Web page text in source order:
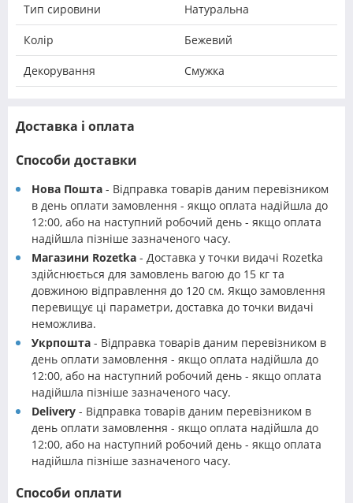
Тип сировини Натуральна
Колір Бежевий
Декорування Смужка
Доставка і оплата
Способи доставки
Нова Пошта - Відправка товарів даним перевізником
в день оплати замовлення - якщо оплата надійшла до
12:00, або на наступний робочий день - якщо оплата
надійшла пізніше зазначеного часу.
Магазини Rozetka - Доставка у точки видачі Rozetka
здійснюється для замовлень вагою до 15 кг та
довжиною відправлення до 120 см. Якщо замовлення
перевищує ці параметри, доставка до точки видачі
неможлива.
Укрпошта - Відправка товарів даним перевізником в
день оплати замовлення - якщо оплата надійшла до
12:00, або на наступний робочий день - якщо оплата
надійшла пізніше зазначеного часу.
Delivery - Відправка товарів даним перевізником в
день оплати замовлення - якщо оплата надійшла до
12:00, або на наступний робочий день - якщо оплата
надійшла пізніше зазначеного часу.
Способи оплати